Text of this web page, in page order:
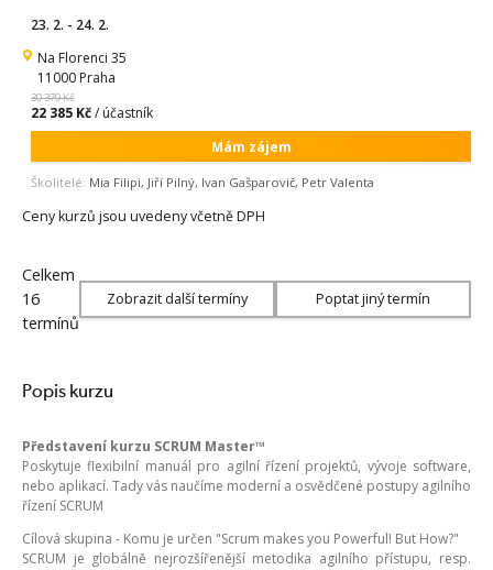
23. 2. - 24. 2.
Na Florenci 35
11000 Praha
30 379 Kč
22 385 Kč/ účastník
Mám zájem
Školitelé: Mia Filipi, Jiří Pilný, Ivan Gašparovič, Petr Valenta
Ceny kurzů jsou uvedeny včetně DPH
Celkem
16
termínů
Zobrazit další termíny Poptat jiný termín
Popis kurzu
Představení kurzu SCRUM Master™
Poskytuje flexibilní manuál pro agilní řízení projektů, vývoje software,
nebo aplikací. Tady vás naučíme moderní a osvědčené postupy agilního
řízení SCRUM
Cílová skupina - Komu je určen "Scrum makes you Powerful! But How?"
SCRUM je globálně nejrozšířenější metodika agilního přístupu, resp.